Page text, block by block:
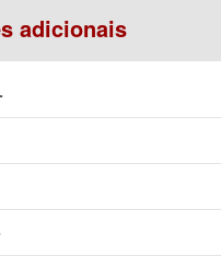
adicionais